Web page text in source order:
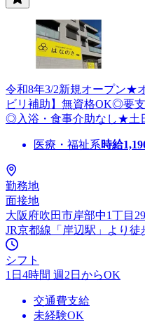
令和8年3/2新規オープン★
ビリ補助】無資格OK◎要
◎入浴・食事介助なし★土
医療・福祉系時給
勤務地
面接地
大阪府吹田市岸部中1丁目
JR京都線「岸辺駅」より徒
シフト
1日4時間 週2日からOK
交通費支給
未経験OK